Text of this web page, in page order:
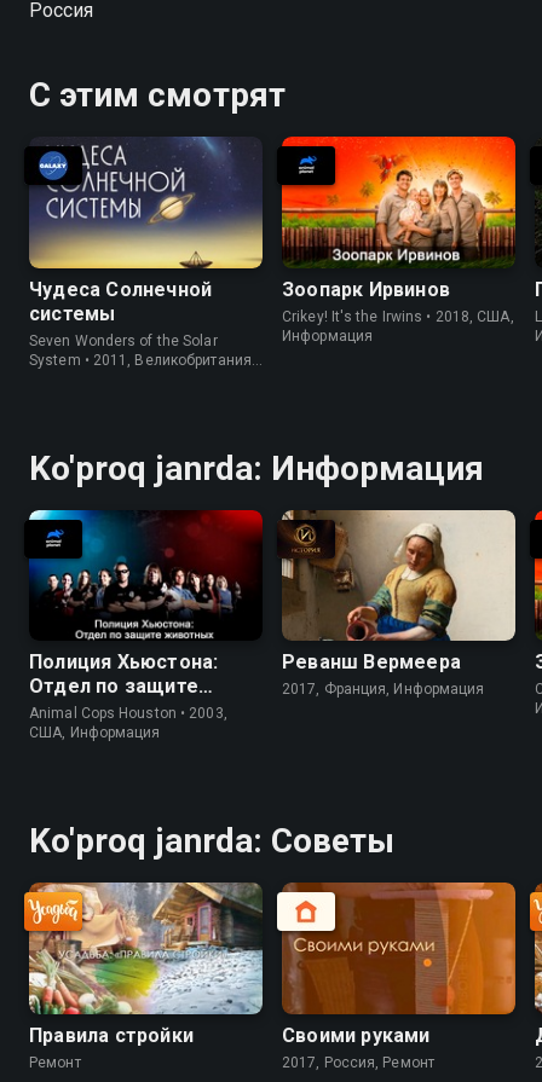
Россия
С этим смотрят
Чудеса Солнечной
системы
Seven Wonders of the Solar
System • 2011, Великобритания,
Зоопарк Ирвинов
Crikey! It's the Irwins • 2018, США,
Информация
Ko'proq janrda: Информация
Полиция Хьюстона:
Отдел по защите
животных
Animal Cops Houston • 2003,
США, Информация
Реванш Вермеера
2017, Франция, Информация
Ko'proq janrda: Советы
Правила стройки
Ремонт
Своими руками
2017, Россия, Ремонт